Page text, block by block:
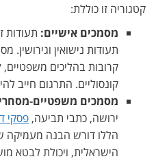
קטגוריה זו כוללת:
מסמכים אישיים: תעודות
תעודות נישואין
קרובות בהליכים משפטיים,
קונסוליים. התרגום חייב
מסמכים משפטיים-
ירושה, כתבי תביעה, פסקי
הללו דורש הבנה
הישראלית, ויכולת לבטא